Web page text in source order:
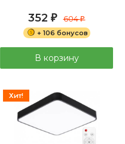
352 ₽ 604₽
+ 106 бонусов
В корзину
Хит!